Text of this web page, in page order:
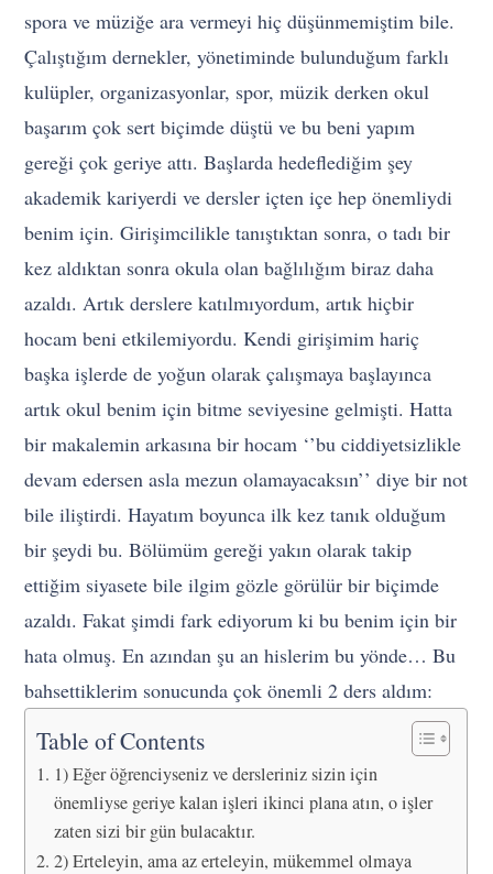
spora ve müziğe ara vermeyi hiç düşünmemiştim bile.
Çalıştığım dernekler, yönetiminde bulunduğum farklı
kulüpler, organizasyonlar, spor, müzik derken okul
başarım çok sert biçimde düştü ve bu beni yapım
gereği çok geriye attı. Başlarda hedeflediğim şey
akademik kariyerdi ve dersler içten içe hep önemliydi
benim için. Girişimcilikle tanıştıktan sonra, o tadı bir
kez aldıktan sonra okula olan bağlılığım biraz daha
azaldı. Artık derslere katılmıyordum, artık hiçbir
hocam beni etkilemiyordu. Kendi girişimim hariç
başka işlerde de yoğun olarak çalışmaya başlayınca
artık okul benim için bitme seviyesine gelmişti. Hatta
bir makalemin arkasına bir hocam ‘’bu ciddiyetsizlikle
devam edersen asla mezun olamayacaksın’’ diye bir not
bile iliştirdi. Hayatım boyunca ilk kez tanık olduğum
bir şeydi bu. Bölümüm gereği yakın olarak takip
ettiğim siyasete bile ilgim gözle görülür bir biçimde
azaldı. Fakat şimdi fark ediyorum ki bu benim için bir
hata olmuş. En azından şu an hislerim bu yönde… Bu
bahsettiklerim sonucunda çok önemli 2 ders aldım:
Table of Contents
1) Eğer öğrenciyseniz ve dersleriniz sizin için
önemliyse geriye kalan işleri ikinci plana atın, o işler
zaten sizi bir gün bulacaktır.
2) Erteleyin, ama az erteleyin, mükemmel olmaya